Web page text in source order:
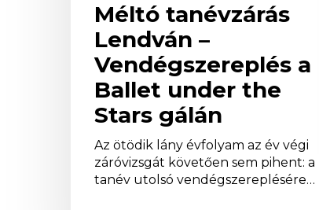
Méltó tanévzárás
Lendván –
Vendégszereplés a
Ballet under the
Stars gálán
Az ötödik lány évfolyam az év végi
záróvizsgát követően sem pihent: a
tanév utolsó vendégszereplésére…